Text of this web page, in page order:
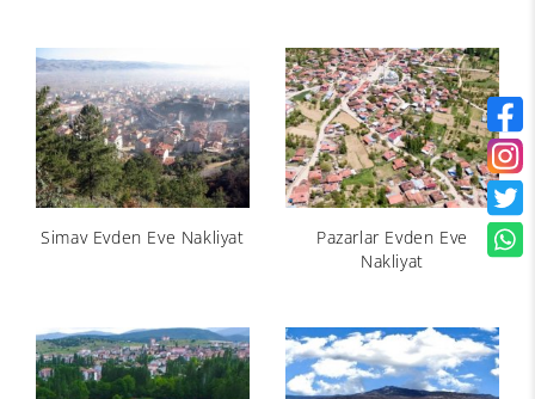
Simav Evden Eve Nakliyat
Pazarlar Evden Eve
Nakliyat